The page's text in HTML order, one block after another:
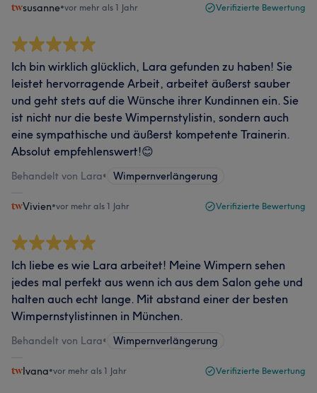
susanne•vor mehr als 1 Jahr Verifizierte Bewertung
Ich bin wirklich glücklich, Lara gefunden zu haben! Sie
leistet hervorragende Arbeit, arbeitet äußerst sauber
und geht stets auf die Wünsche ihrer Kundinnen ein. Sie
ist nicht nur die beste Wimpernstylistin, sondern auch
eine sympathische und äußerst kompetente Trainerin.
Absolut empfehlenswert!😊
Behandelt von Lara• Wimpernverlängerung
Vivien•vor mehr als 1 Jahr Verifizierte Bewertung
Ich liebe es wie Lara arbeitet! Meine Wimpern sehen
jedes mal perfekt aus wenn ich aus dem Salon gehe und
halten auch echt lange. Mit abstand einer der besten
Wimpernstylistinnen in München.
Behandelt von Lara• Wimpernverlängerung
Ivana•vor mehr als 1 Jahr Verifizierte Bewertung